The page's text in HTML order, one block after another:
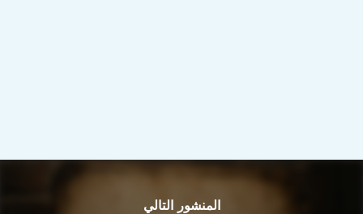
المنشور التالي